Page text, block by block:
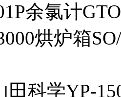
余氯计
烘炉箱
科学YP-